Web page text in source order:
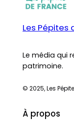
Les Pépites
Le média qui
patrimoine.
© 2025, Les
À propos